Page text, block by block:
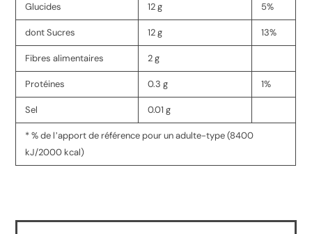
Glucides 12 g 5%
dont Sucres 12 g 13%
Fibres alimentaires 2 g
Protéines 0.3 g 1%
Sel 0.01 g
* % de lʼapport de référence pour un adulte-type (8400
kJ/2000 kcal)